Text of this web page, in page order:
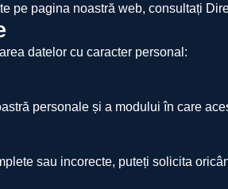
pe pagina noastră web, consultați
datelor cu caracter personal:
personale și a modului în care
sau incorecte, puteți solicita